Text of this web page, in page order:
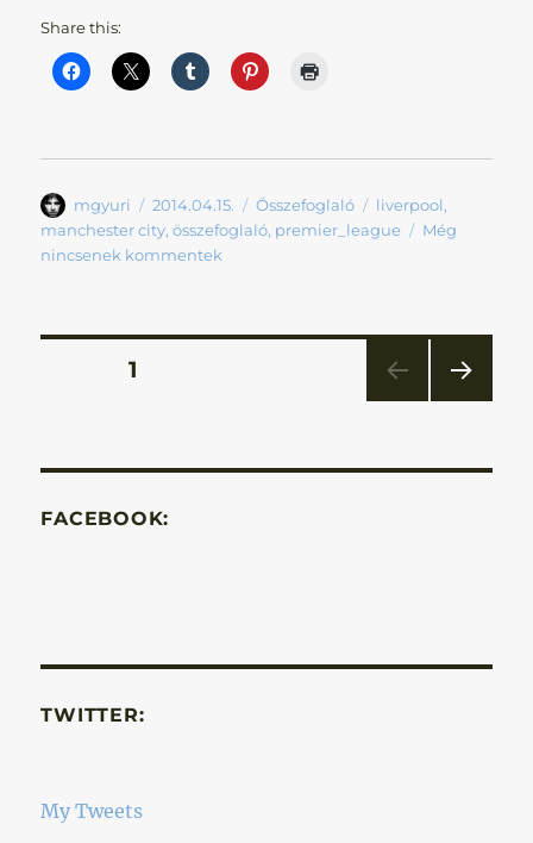
Share this:
Szerző
mgyuri Közzétéve
2014.04.15. Kategória
Összefoglaló Címke
liverpool,
manchester city,összefoglaló, premier_league
Még
nincsenek kommentek
Bejegyzések
OLDAL1
OLD
FACEBOOK:
TWITTER:
My Tweets